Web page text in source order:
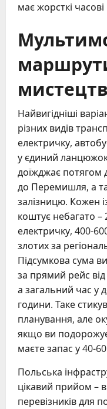
має жорсткі
Найвигідніші
різних видів
електричку,
у єдиний
доїжджає потягом
до Перемишля, а
залізницю. Кожен
коштує небагато –
електричку, 400-
злотих за
Підсумкова сума
за прямий рейс від
а загальний час у
години. Таке
планування, але
якщо ви
маєте запас у 40-
Польська
цікавий прийом –
перевізників для